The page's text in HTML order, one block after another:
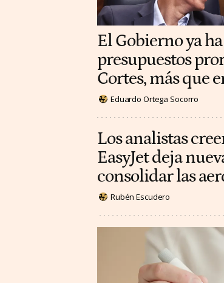
El Gobierno ya
presupuestos
Cortes, más que
Eduardo Ortega Socorro
Los analistas
EasyJet deja
consolidar las
Rubén Escudero